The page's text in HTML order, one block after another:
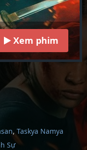
Xem phim
, Taskya Namya
Sự